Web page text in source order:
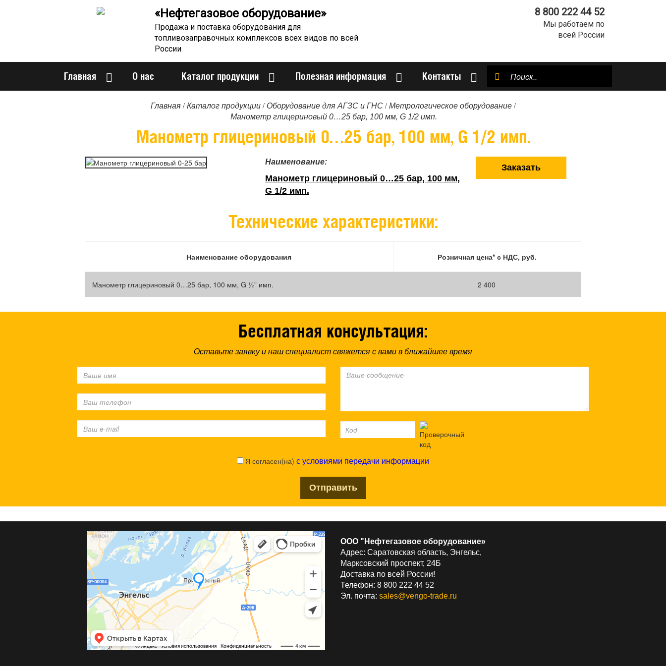
«Нефтегазовое оборудование»
Продажа и поставка оборудования для
топливозаправочных комплексов всех видов по всей
России
8 800 222 44 52
Мы работаем по
всей России
Главная О нас Каталог продукции Полезная информация Контакты
Главная/ Каталог продукции/ Оборудование для АГЗС и ГНС/ Метрологическое оборудование/
Манометр глицериновый 0…25 бар, 100 мм, G 1/2 имп.
Манометр глицериновый 0…25 бар, 100 мм, G 1/2 имп.
Наименование:
Манометр глицериновый 0…25 бар, 100 мм,
G 1/2 имп.
Заказать
Технические характеристики:
Наименование оборудования Розничная цена* с НДС, руб.
Манометр глицериновый 0…25 бар, 100 мм, G ½” имп. 2 400
Бесплатная консультация:
Оставьте заявку и наш специалист свяжется с вами в ближайшее время
Я согласен(на) с условиями передачи информации
ООО "Нефтегазовое оборудование»
Адрес: Саратовская область, Энгельс,
Марксовский проспект, 24Б
Доставка по всей России!
Телефон: 8 800 222 44 52
Эл. почта: sales@vengo-trade.ru